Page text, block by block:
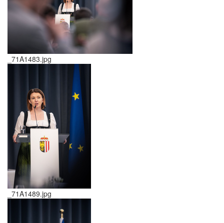
_71A1483.jpg
_71A1489.jpg